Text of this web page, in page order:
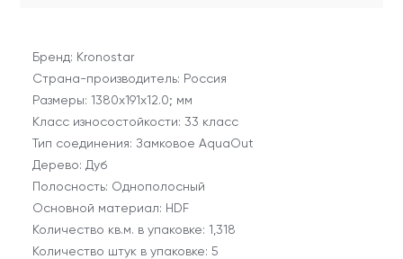
Бренд: Kronostar
Страна-производитель: Россия
Размеры: 1380х191х12.0; мм
Класс износостойкости: 33 класс
Тип соединения: Замковое AquaOut
Дерево: Дуб
Полосность: Однополосный
Основной материал: HDF
Количество кв.м. в упаковке: 1,318
Количество штук в упаковке: 5